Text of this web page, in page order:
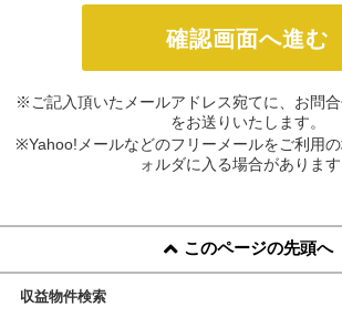
※ご記入頂いたメールアドレス宛てに、お問
をお送りいたします。
※Yahoo!メールなどのフリーメールをご利用
ォルダに入る場合があります
このページの先頭へ
収益物件検索